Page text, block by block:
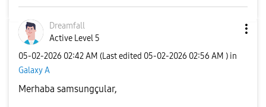
Dreamfall
Active Level 5
‎05-02-2026 02:42 AM (Last edited ‎05-02-2026 02:56 AM ) in
Galaxy A
Merhaba samsungçular,